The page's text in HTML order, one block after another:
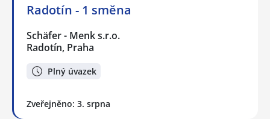
Radotín - 1 směna
Schäfer - Menk s.r.o.
Radotín, Praha
Plný úvazek
Zveřejněno: 3. srpna